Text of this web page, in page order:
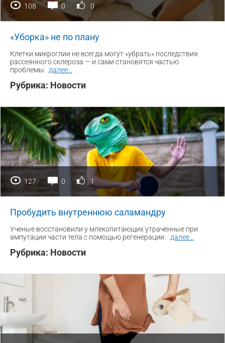
108 0 0
«Уборка» не по плану
Клетки микроглии не всегда могут «убрать» последствия
рассеянного склероза — и сами становятся частью
проблемы.
далее
Рубрика: Новости
127 0 1
Пробудить внутреннюю саламандру
Ученые восстановили у млекопитающих утраченные при
ампутации части тела с помощью регенерации.
далее
Рубрика: Новости